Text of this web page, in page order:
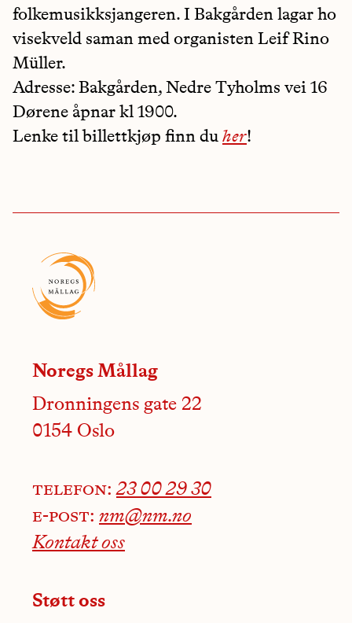
folkemusikksjangeren. I Bakgården lagar ho
visekveld saman med organisten Leif Rino
Müller.
Adresse: Bakgården, Nedre Tyholms vei 16
Dørene åpnar kl 1900.
Lenke til billettkjøp finn du her!
Noregs Mållag
Dronningens gate 22
0154 Oslo
telefon:23 00 29 30
e-post: nm@nm.no
Kontakt oss
Støtt oss